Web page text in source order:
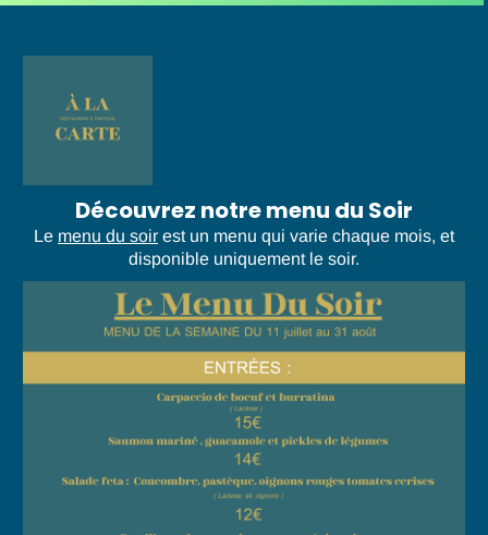
Découvrez notre menu du Soir
Le menu du soir est un menu qui varie chaque mois, et
disponible uniquement le soir.